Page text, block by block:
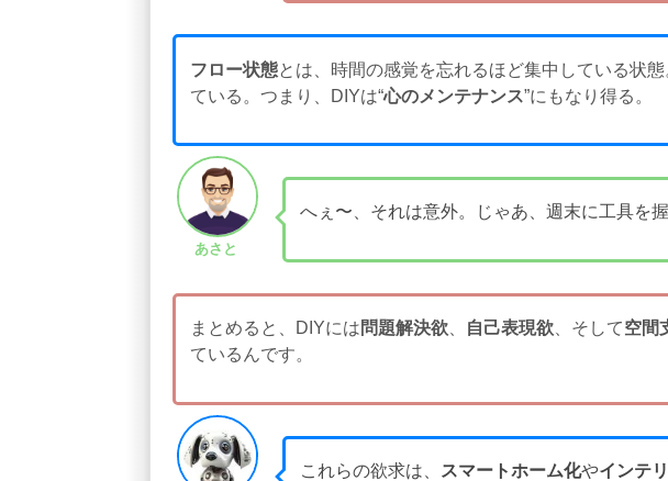
フロー状態とは、時間の感覚を忘れるほど集中している状
ている。つまり、DIYは“心のメンテナンス”にもなり得る。
あさと
へぇ〜、それは意外。じゃあ、週末に工具を
まとめると、DIYには問題解決欲、 自己表現欲、そして空間
ているんです。
これらの欲求は、 スマートホーム化やインテ